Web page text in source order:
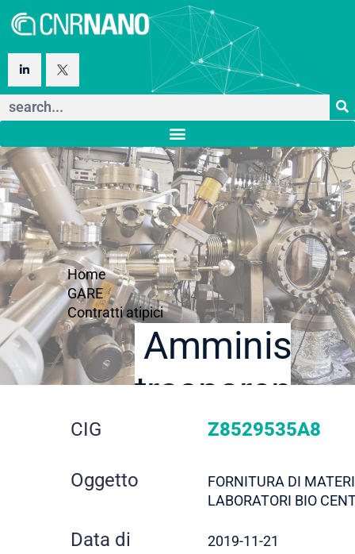
Home
GARE
Contratti atipici
trasparente
dettaglio
gara
CIG Z8529535A8
Oggetto
FORNITURA DI
LABORATORI BIO
Data di
2019-11-21